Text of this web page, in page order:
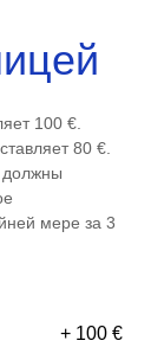
100 €.
80 €.
должны
мере за 3
+ 100 €